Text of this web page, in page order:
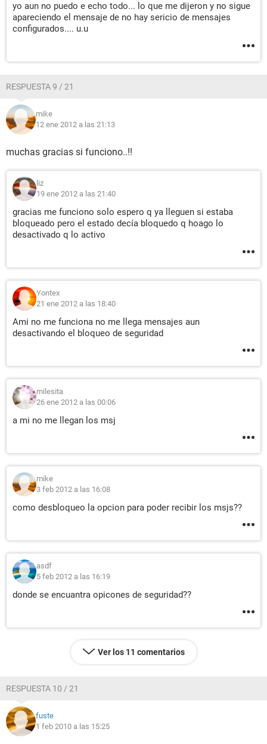
yo aun no puedo e echo todo... lo que me dijeron y no sigue
apareciendo el mensaje de no hay sericio de mensajes
configurados.... u.u
RESPUESTA 9 / 21
mike
12 ene 2012 a las 21:13
muchas gracias si funciono..!!
liz
19 ene 2012 a las 21:40
gracias me funciono solo espero q ya lleguen si estaba
bloqueado pero el estado decía bloquedo q hoago lo
desactivado q lo activo
Yontex
21 ene 2012 a las 18:40
Ami no me funciona no me llega mensajes aun
desactivando el bloqueo de seguridad
milesita
26 ene 2012 a las 00:06
a mi no me llegan los msj
mike
3 feb 2012 a las 16:08
como desbloqueo la opcion para poder recibir los msjs??
asdf
5 feb 2012 a las 16:19
donde se encuantra opicones de seguridad??
Ver los 11 comentarios
RESPUESTA 10 / 21
fuste
1 feb 2010 a las 15:25